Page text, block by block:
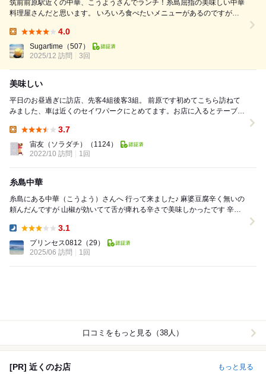
筑前前原駅近くの中華、こうようさんでランチ！糸島屈指の美味しい中華
料理屋さんだと思います。 いろいろ食べたいメニューがあるのですが、
のですが、最近胃の調子が悪く控えめに（汗） こちらのお店の担々麺は
本当に美味しいです。胡麻...
4.0
Sugartime （507）
2025/12 訪問
3回
美味しい
平日のお昼過ぎに訪店、先客4組後客3組。 前原です初めてこちら訪ねて
みました、車は近くのセイワパークにとめてます。お店に入るとテーブル
3.7
宙友（ソラダチ）
（1124）
2022/10 訪問
1回
糸島中華
糸島にある中華（こうよう）さんへ 行って来ました♪ 麻婆豆腐辛く無いの
頼んだんですが 山椒が効いてて舌が痺れる辛さで美味しかったです 辛い
3.1
プリンセス0812 （29）
2025/06 訪問
1回
口コミをもっと見る（38人）
[PR] 近くのお店 もっと見る